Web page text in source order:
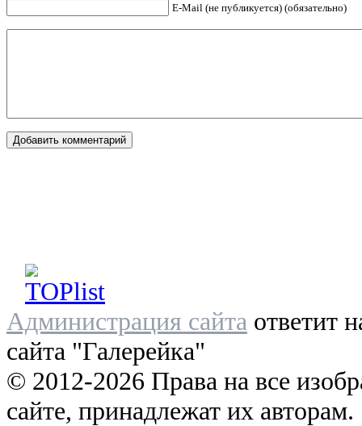
E-Mail (не публикуется) (обязательно)
Администрация сайта ответит
сайта "Галерейка"
© 2012-2026 Права на все
сайте, принадлежат их авторам.